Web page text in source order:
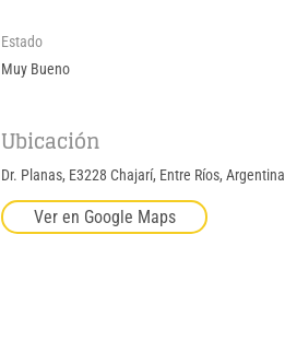
Estado
Muy Bueno
Ubicación
Dr. Planas, E3228 Chajarí, Entre Ríos, Argentina
Ver en Google Maps